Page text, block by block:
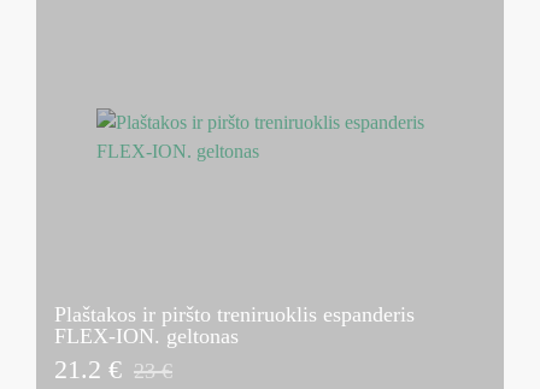
Plaštakos ir piršto treniruoklis espanderis
FLEX-ION. geltonas
21.2 € 23 €